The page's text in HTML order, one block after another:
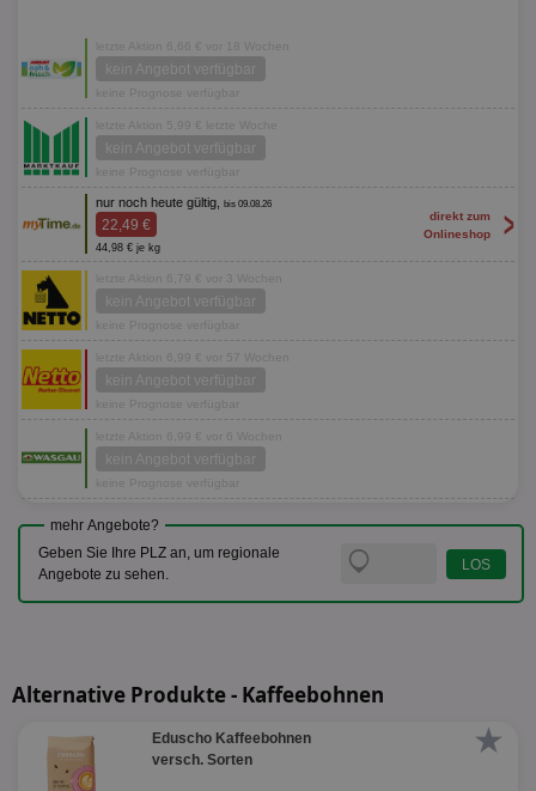
letzte Aktion 6,66 € vor 18 Wochen
kein Angebot verfügbar
keine Prognose verfügbar
letzte Aktion 5,99 € letzte Woche
kein Angebot verfügbar
keine Prognose verfügbar
nur noch heute gültig, bis 09.08.26
22,49 €
44,98 € je kg
direkt zum
Onlineshop
>
letzte Aktion 6,79 € vor 3 Wochen
kein Angebot verfügbar
keine Prognose verfügbar
letzte Aktion 6,99 € vor 57 Wochen
kein Angebot verfügbar
keine Prognose verfügbar
letzte Aktion 6,99 € vor 6 Wochen
kein Angebot verfügbar
keine Prognose verfügbar
mehr Angebote?
Geben Sie Ihre PLZ an, um regionale
Angebote zu sehen.
Alternative Produkte - Kaffeebohnen
★
Eduscho Kaffeebohnen
versch. Sorten